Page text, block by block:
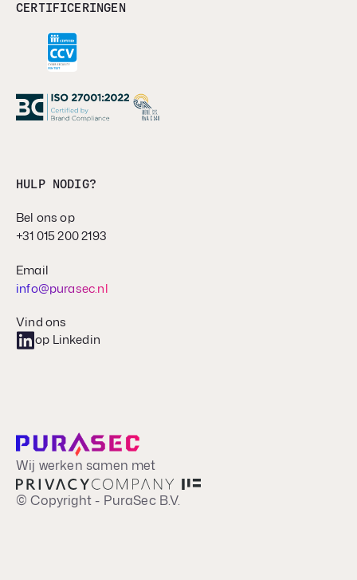
CERTIFICERINGEN
HULP NODIG?
Bel ons op
+31 015 200 2193
Email
info@purasec.nl
Vind ons
op Linkedin
Wij werken samen met
© Copyright - PuraSec B.V.